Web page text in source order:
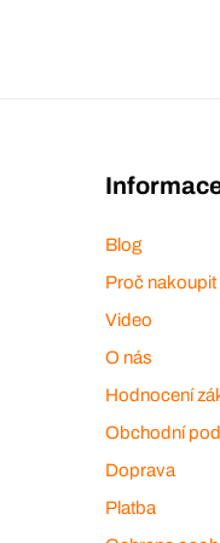
Blog
Proč nakoupit
Video
O nás
Hodnocení
Obchodní
Doprava
Platba